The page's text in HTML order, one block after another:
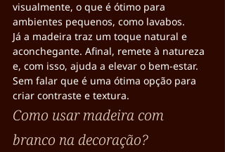
visualmente, o que é ótimo para
ambientes pequenos, como lavabos.
Já a madeira traz um toque natural e
aconchegante. Afinal, remete à natureza
e, com isso, ajuda a elevar o bem-estar.
Sem falar que é uma ótima opção para
criar contraste e textura.
Como usar madeira com
branco na decoração?